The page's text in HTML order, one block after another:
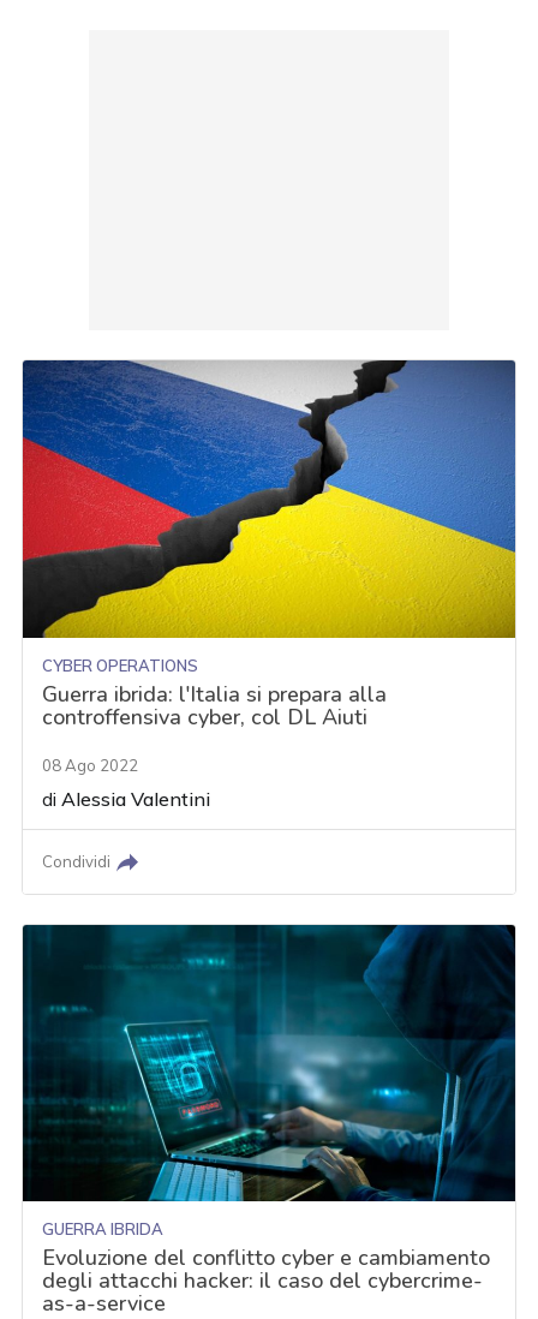
CYBER OPERATIONS
Guerra ibrida: l'Italia si prepara alla
controffensiva cyber, col DL Aiuti
08 Ago 2022
diAlessia Valentini
Condividi
GUERRA IBRIDA
Evoluzione del conflitto cyber e cambiamento
degli attacchi hacker: il caso del cybercrime-
as-a-service